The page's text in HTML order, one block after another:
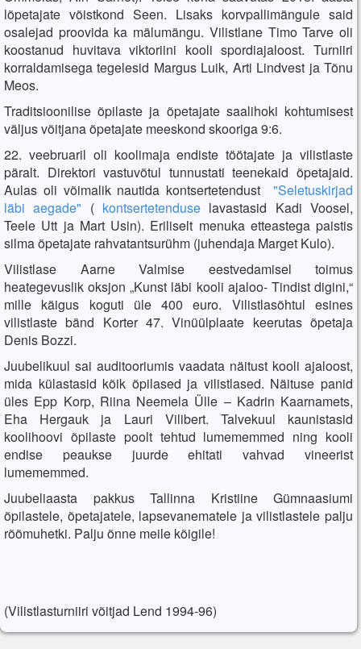
lõpetajate võistkond Seen. Lisaks korvpallimängule said
osalejad proovida ka mälumängu. Vilistlane Timo Tarve oli
koostanud huvitava viktoriini kooli spordiajaloost. Turniiri
korraldamisega tegelesid Margus Luik, Arti Lindvest ja Tõnu
Meos.
Traditsioonilise õpilaste ja õpetajate saalihoki kohtumisest
väljus võitjana õpetajate meeskond skooriga 9:6.
22. veebruaril oli koolimaja endiste töötajate ja vilistlaste
päralt. Direktori vastuvõtul tunnustati teenekaid õpetajaid.
Aulas oli võimalik nautida kontsertetendust "Seletuskirjad
läbi aegade" ( kontsertetenduse lavastasid Kadi Voosel,
Teele Utt ja Mart Usin). Eriliselt menuka etteastega paistis
silma õpetajate rahvatantsurühm (juhendaja Marget Kulo).
Vilistlase Aarne Valmise eestvedamisel toimus
heategevuslik oksjon „Kunst läbi kooli ajaloo- Tindist digini,“
mille käigus koguti üle 400 euro. Vilistlasõhtul esines
vilistlaste bänd Korter 47. Vinüülplaate keerutas õpetaja
Denis Bozzi.
Juubelikuul sai auditooriumis vaadata näitust kooli ajaloost,
mida külastasid kõik õpilased ja vilistlased. Näituse panid
üles Epp Korp, Riina Neemela Ülle – Kadrin Kaarnamets,
Eha Hergauk ja Lauri Vilibert. Talvekuul kaunistasid
koolihoovi õpilaste poolt tehtud lumememmed ning kooli
endise peaukse juurde ehitati vahvad vineerist
lumememmed.
Juubeliaasta pakkus Tallinna Kristiine Gümnaasiumi
õpilastele, õpetajatele, lapsevanematele ja vilistlastele palju
rõõmuhetki. Palju õnne meile kõigile!
(Vilistlasturniiri võitjad Lend 1994-96)